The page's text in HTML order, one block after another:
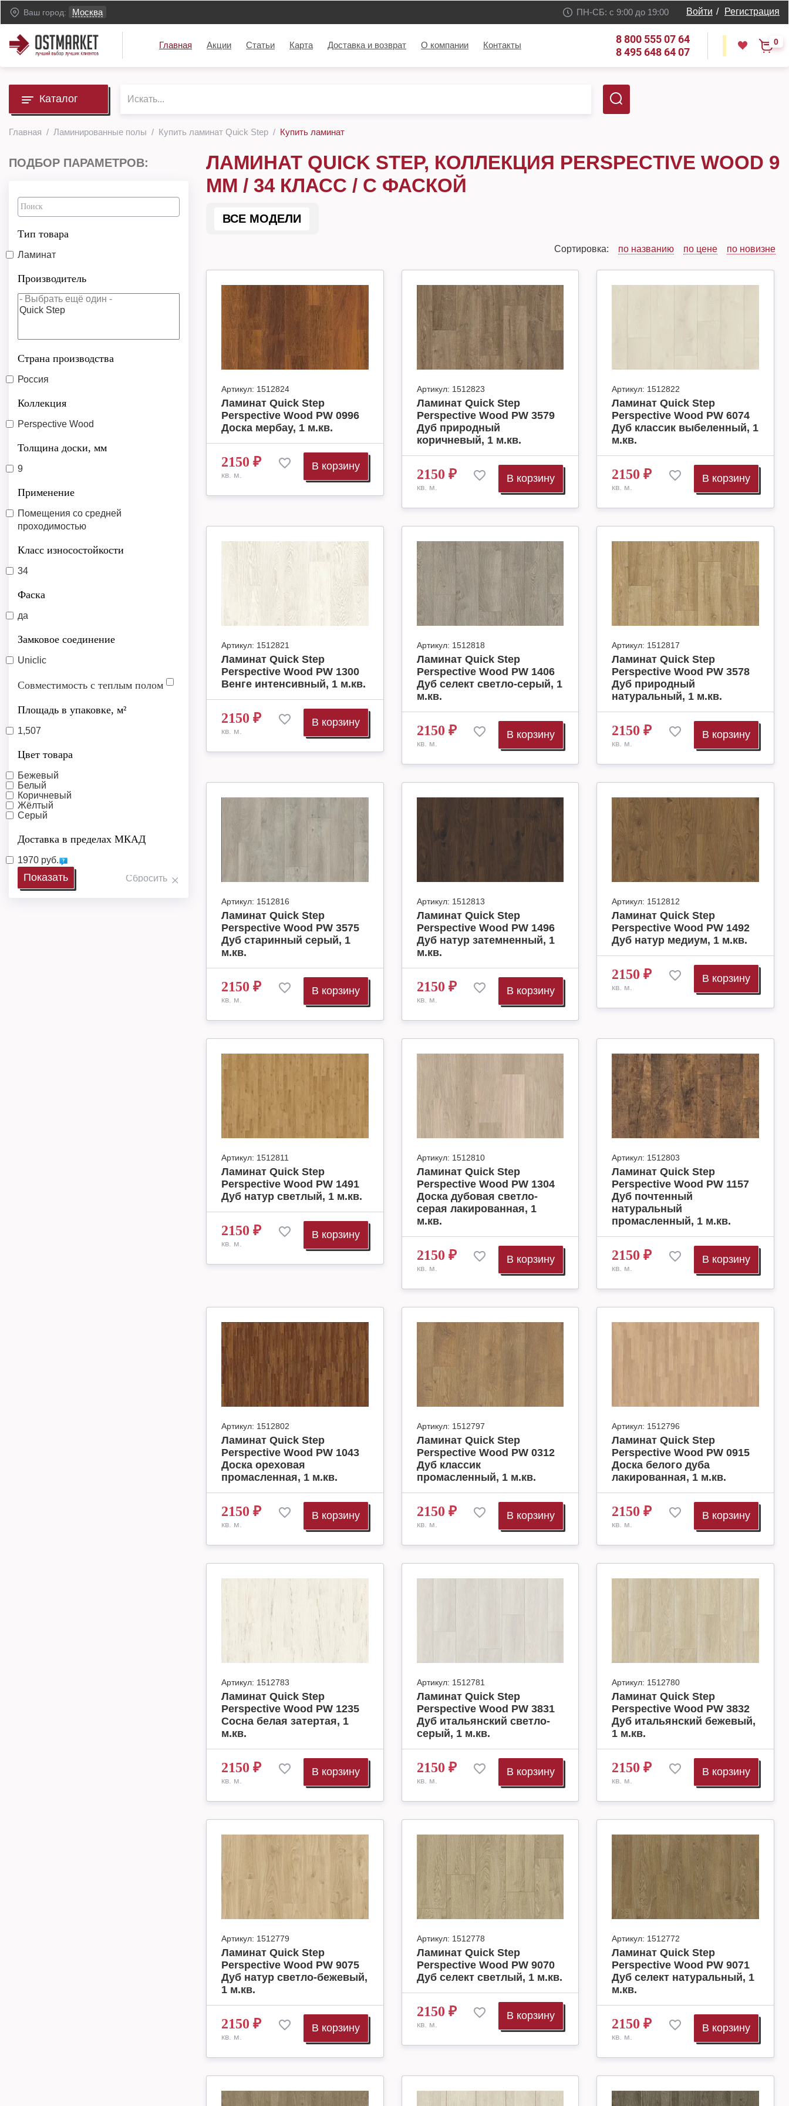
Ваш город: Москва ПН-СБ: с 9:00 до 19:00 Войти / Регистрация
Главная Акции Статьи Карта Доставка и возврат О компании Контакты
8 800 555 07 64
8 495 648 64 07
0
Каталог
Главная Ламинированные полы Купить ламинат Quick Step Купить ламинат
ПОДБОР ПАРАМЕТРОВ:
Тип товара
Ламинат
Производитель
Страна производства
Россия
Коллекция
Perspective Wood
Толщина доски, мм
9
Применение
Помещения со средней
проходимостью
Класс износостойкости
34
Фаска
да
Замковое соединение
Uniclic
Совместимость с теплым полом
Площадь в упаковке, м²
1,507
Цвет товара
Бежевый
Белый
Коричневый
Жёлтый
Серый
Доставка в пределах МКАД
1970 руб.
ЛАМИНАТ QUICK STEP, КОЛЛЕКЦИЯ PERSPECTIVE WOOD 9
ММ / 34 КЛАСС / С ФАСКОЙ
ВСЕ МОДЕЛИ
Сортировка: по названию по цене по новизне
Артикул: 1512824
Ламинат Quick Step
Perspective Wood PW 0996
Доска мербау, 1 м.кв.
2150 ₽
кв. м.
В корзину
Артикул: 1512823
Ламинат Quick Step
Perspective Wood PW 3579
Дуб природный
коричневый, 1 м.кв.
2150 ₽
кв. м.
В корзину
Артикул: 1512822
Ламинат Quick Step
Perspective Wood PW 6074
Дуб классик выбеленный, 1
м.кв.
2150 ₽
кв. м.
В корзину
Артикул: 1512821
Ламинат Quick Step
Perspective Wood PW 1300
Венге интенсивный, 1 м.кв.
2150 ₽
кв. м.
В корзину
Артикул: 1512818
Ламинат Quick Step
Perspective Wood PW 1406
Дуб селект светло-серый, 1
м.кв.
2150 ₽
кв. м.
В корзину
Артикул: 1512817
Ламинат Quick Step
Perspective Wood PW 3578
Дуб природный
натуральный, 1 м.кв.
2150 ₽
кв. м.
В корзину
Артикул: 1512816
Ламинат Quick Step
Perspective Wood PW 3575
Дуб старинный серый, 1
м.кв.
2150 ₽
кв. м.
В корзину
Артикул: 1512813
Ламинат Quick Step
Perspective Wood PW 1496
Дуб натур затемненный, 1
м.кв.
2150 ₽
кв. м.
В корзину
Артикул: 1512812
Ламинат Quick Step
Perspective Wood PW 1492
Дуб натур медиум, 1 м.кв.
2150 ₽
кв. м.
В корзину
Артикул: 1512811
Ламинат Quick Step
Perspective Wood PW 1491
Дуб натур светлый, 1 м.кв.
2150 ₽
кв. м.
В корзину
Артикул: 1512810
Ламинат Quick Step
Perspective Wood PW 1304
Доска дубовая светло-
серая лакированная, 1
м.кв.
2150 ₽
кв. м.
В корзину
Артикул: 1512803
Ламинат Quick Step
Perspective Wood PW 1157
Дуб почтенный
натуральный
промасленный, 1 м.кв.
2150 ₽
кв. м.
В корзину
Артикул: 1512802
Ламинат Quick Step
Perspective Wood PW 1043
Доска ореховая
промасленная, 1 м.кв.
2150 ₽
кв. м.
В корзину
Артикул: 1512797
Ламинат Quick Step
Perspective Wood PW 0312
Дуб классик
промасленный, 1 м.кв.
2150 ₽
кв. м.
В корзину
Артикул: 1512796
Ламинат Quick Step
Perspective Wood PW 0915
Доска белого дуба
лакированная, 1 м.кв.
2150 ₽
кв. м.
В корзину
Артикул: 1512783
Ламинат Quick Step
Perspective Wood PW 1235
Сосна белая затертая, 1
м.кв.
2150 ₽
кв. м.
В корзину
Артикул: 1512781
Ламинат Quick Step
Perspective Wood PW 3831
Дуб итальянский светло-
серый, 1 м.кв.
2150 ₽
кв. м.
В корзину
Артикул: 1512780
Ламинат Quick Step
Perspective Wood PW 3832
Дуб итальянский бежевый,
1 м.кв.
2150 ₽
кв. м.
В корзину
Артикул: 1512779
Ламинат Quick Step
Perspective Wood PW 9075
Дуб натур светло-бежевый,
1 м.кв.
2150 ₽
кв. м.
В корзину
Артикул: 1512778
Ламинат Quick Step
Perspective Wood PW 9070
Дуб селект светлый, 1 м.кв.
2150 ₽
кв. м.
В корзину
Артикул: 1512772
Ламинат Quick Step
Perspective Wood PW 9071
Дуб селект натуральный, 1
м.кв.
2150 ₽
кв. м.
В корзину